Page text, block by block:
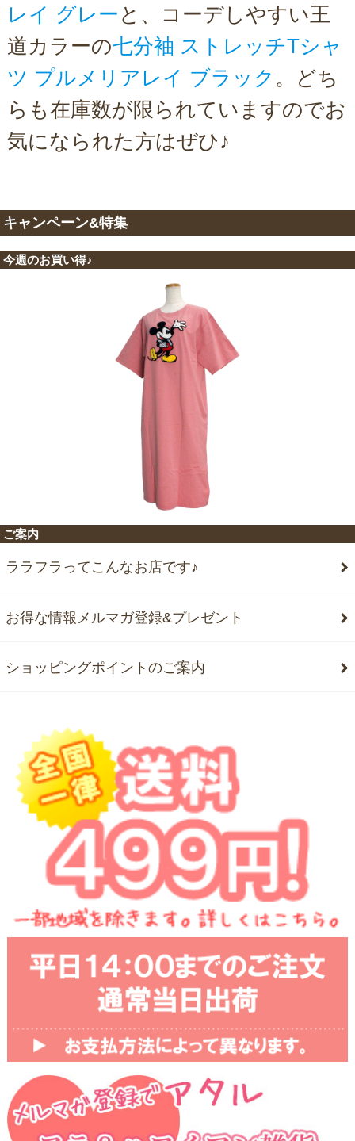
レイ グレー と、コーデしやすい王
道カラーの七分袖 ストレッチTシャ
ツ プルメリアレイ ブラック 。どち
らも在庫数が限られていますのでお
気になられた方はぜひ♪
キャンペーン&特集
今週のお買い得♪
ご案内
ララフラってこんなお店です♪
お得な情報メルマガ登録&プレゼント
ショッピングポイントのご案内